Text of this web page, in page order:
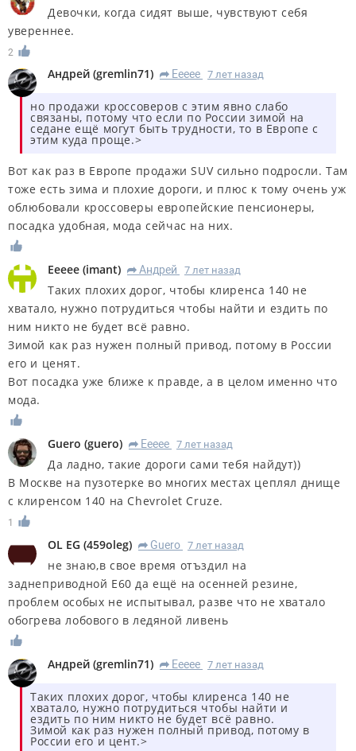
Девочки, когда сидят выше, чувствуют себя
увереннее.
2
Андрей (gremlin71) R Eeeee 7 лет назад
но продажи кроссоверов с этим явно слабо
связаны, потому что если по России зимой на
седане ещё могут быть трудности, то в Европе с
этим куда проще.>
Вот как раз в Европе продажи SUV сильно подросли. Там
тоже есть зима и плохие дороги, и плюс к тому очень уж
облюбовали кроссоверы европейские пенсионеры,
посадка удобная, мода сейчас на них.
Eeeee (imant) R Андрей 7 лет назад
Таких плохих дорог, чтобы клиренса 140 не
хватало, нужно потрудиться чтобы найти и ездить по
ним никто не будет всё равно.
Зимой как раз нужен полный привод, потому в России
его и ценят.
Вот посадка уже ближе к правде, а в целом именно что
мода.
Guero (guero) R Eeeee 7 лет назад
Да ладно, такие дороги сами тебя найдут))
В Москве на пузотерке во многих местах цеплял днище
с клиренсом 140 на Chevrolet Cruze.
1
OL EG (459oleg) R Guero 7 лет назад
не знаю,в свое время отъздил на
заднеприводной Е60 да ещё на осенней резине,
проблем особых не испытывал, разве что не хватало
обогрева лобового в ледяной ливень
Андрей (gremlin71) R Eeeee 7 лет назад
Таких плохих дорог, чтобы клиренса 140 не
хватало, нужно потрудиться чтобы найти и
ездить по ним никто не будет всё равно.
Зимой как раз нужен полный привод, потому в
России его и цент.>